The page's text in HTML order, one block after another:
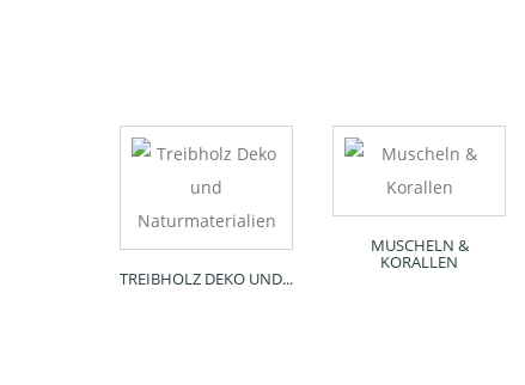
TREIBHOLZ DEKO UND...
MUSCHELN &
KORALLEN